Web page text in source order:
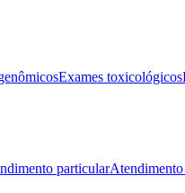
Exames toxicológicos
particular